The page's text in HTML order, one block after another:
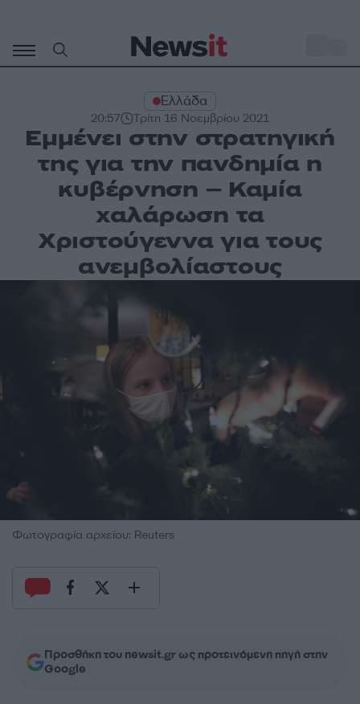
περιεχόμενο
Ελλάδα
20:57 Τρίτη 16 Νοεμβρίου 2021
Εμμένει στην στρατηγική
της για την πανδημία η
κυβέρνηση – Καμία
χαλάρωση τα
Χριστούγεννα για τους
ανεμβολίαστους
Φωτογραφία αρχείου: Reuters
Προσθήκη του newsit.gr ως προτεινόμενη πηγή στην
Google